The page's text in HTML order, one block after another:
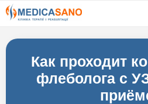
Как проходит
флеболога с